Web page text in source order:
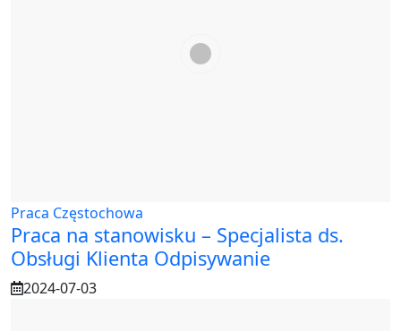
Praca Częstochowa
Praca na stanowisku – Specjalista ds.
Obsługi Klienta Odpisywanie
2024-07-03